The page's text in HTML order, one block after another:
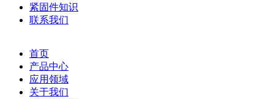
紧固件知识
联系我们
首页
产品中心
应用领域
关于我们